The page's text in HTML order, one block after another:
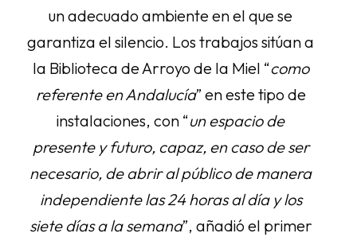
un adecuado ambiente en el que se
garantiza el silencio. Los trabajos sitúan a
la Biblioteca de Arroyo de la Miel “como
referente en Andalucía” en este tipo de
instalaciones, con “un espacio de
presente y futuro, capaz, en caso de ser
necesario, de abrir al público de manera
independiente las 24 horas al día y los
siete días a la semana”, añadió el primer